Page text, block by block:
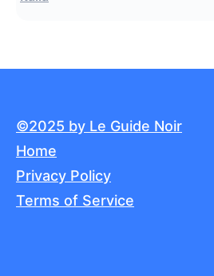
©2025 by Le Guide Noir
Home
Privacy Policy
Terms of Service